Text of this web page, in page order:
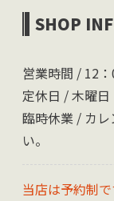
SHOP
営業時間 / 12
定休日 / 木曜日
臨時休業 / カ
い。
当店は予約制